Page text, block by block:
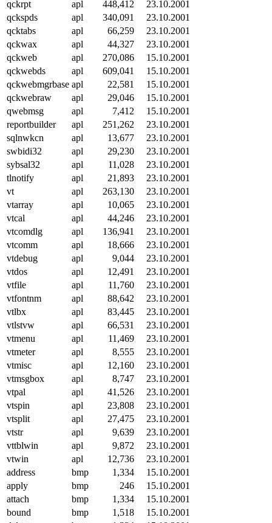
qckrpt
apl 448,412
23.10.2001
qckspds
apl 340,091
23.10.2001
qcktabs
apl 66,259
23.10.2001
qckwax
apl 44,327
23.10.2001
qckweb
apl 270,086
15.10.2001
qckwebds
apl 609,041
15.10.2001
qckwebmgrbase apl 22,581
15.10.2001
qckwebraw
apl 29,046
15.10.2001
qwebmsg
apl 7,412
15.10.2001
reportbuilder
apl 251,262
23.10.2001
sqlnwkcn
apl 13,677
23.10.2001
swbidi32
apl 29,230
23.10.2001
sybsal32
apl 11,028
23.10.2001
tlnotify
apl 21,893
23.10.2001
vt
apl 263,130
23.10.2001
vtarray
apl 10,065
23.10.2001
vtcal
apl 44,246
23.10.2001
vtcomdlg
apl 136,941
23.10.2001
vtcomm
apl 18,666
23.10.2001
vtdebug
apl 9,044
23.10.2001
vtdos
apl 12,491
23.10.2001
vtfile
apl 11,760
23.10.2001
vtfontnm
apl 88,642
23.10.2001
vtlbx
apl 83,445
23.10.2001
vtlstvw
apl 66,531
23.10.2001
vtmenu
apl 11,469
23.10.2001
vtmeter
apl 8,555
23.10.2001
vtmisc
apl 12,160
23.10.2001
vtmsgbox
apl 8,747
23.10.2001
vtpal
apl 41,526
23.10.2001
vtspin
apl 23,808
23.10.2001
vtsplit
apl 27,475
23.10.2001
vtstr
apl 9,639
23.10.2001
vttblwin
apl 9,872
23.10.2001
vtwin
apl 12,736
23.10.2001
address
bmp 1,334
15.10.2001
apply
bmp 246
15.10.2001
attach
bmp 1,334
15.10.2001
bound
bmp 1,518
15.10.2001